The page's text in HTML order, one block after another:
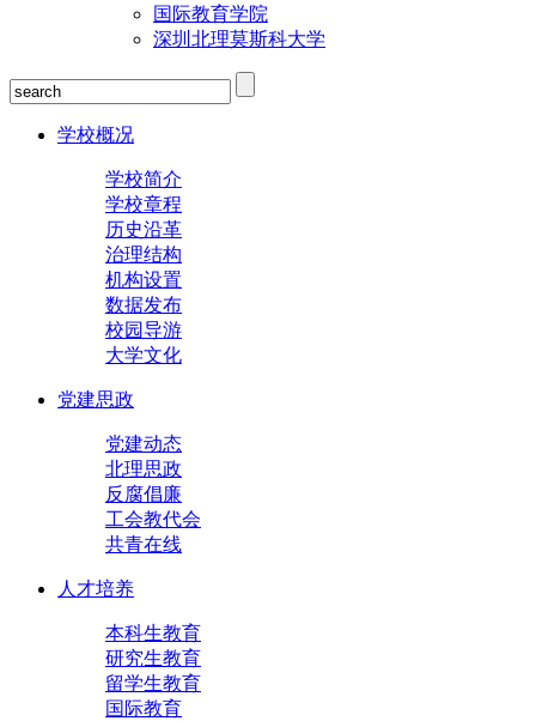
国际教育学院
深圳北理莫斯科大学
学校概况
学校简介
学校章程
历史沿革
治理结构
机构设置
数据发布
校园导游
大学文化
党建思政
党建动态
北理思政
反腐倡廉
工会教代会
共青在线
人才培养
本科生教育
研究生教育
留学生教育
国际教育